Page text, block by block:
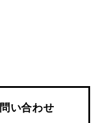
い合わせ